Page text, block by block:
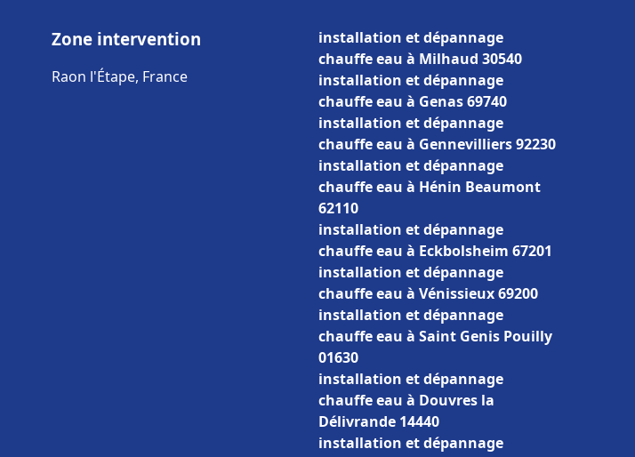
Zone intervention
Raon l'Étape, France
installation et dépannage
chauffe eau à Milhaud 30540
installation et dépannage
chauffe eau à Genas 69740
installation et dépannage
chauffe eau à Gennevilliers 92230
installation et dépannage
chauffe eau à Hénin Beaumont
62110
installation et dépannage
chauffe eau à Eckbolsheim 67201
installation et dépannage
chauffe eau à Vénissieux 69200
installation et dépannage
chauffe eau à Saint Genis Pouilly
01630
installation et dépannage
chauffe eau à Douvres la
Délivrande 14440
installation et dépannage